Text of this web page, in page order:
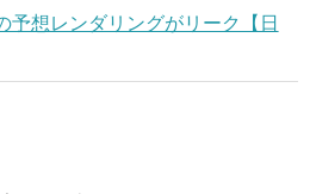
予想レンダリングがリーク【日